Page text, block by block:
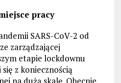
pracy
SARS-CoV-2 od
zarządzającej
etapie lockdownu
z koniecznością